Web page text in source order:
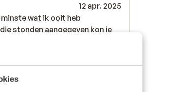
12 apr. 2025
wat ik ooit heb
stonden aangegeven kon je
Ze werken daar niet met
niet all inclusief was. Dus
laten scannen. Ook met
wat ik ooit heb
stonden aangegeven kon je
Ze werken daar niet met
niet all inclusief was. Dus